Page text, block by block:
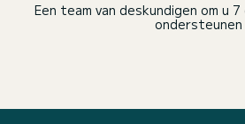
Een team van deskundigen om u
ondersteunen